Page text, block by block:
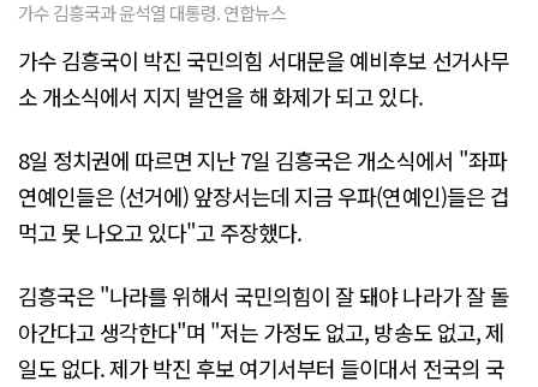
가수 김흥국과 윤석열 대통령. 연합뉴스
가수 김흥국이 박진 국민의힘 서대문을 예비후보 선거사무
소 개소식에서 지지 발언을 해 화제가 되고 있다.
8일 정치권에 따르면 지난 7일 김흥국은 개소식에서 "좌파
연예인들은 (선거에) 앞장서는데 지금 우파(연예인)들은 겁
먹고 못 나오고 있다"고 주장했다.
김흥국은 "나라를 위해서 국민의힘이 잘 돼야 나라가 잘 돌
아간다고 생각한다"며 "저는 가정도 없고, 방송도 없고, 제
일도 없다. 제가 박진 후보 여기서부터 들이대서 전국의 국